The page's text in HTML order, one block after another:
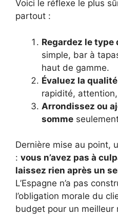
Voici le réflexe le plus
partout :
Regardez le type
simple, bar à
haut de gamme.
Évaluez la
rapidité,
Arrondissez ou
somme
Dernière mise au point,
: vous n’avez pas à
laissez rien après un
L’Espagne n’a pas
l’obligation morale du
budget pour un meilleur